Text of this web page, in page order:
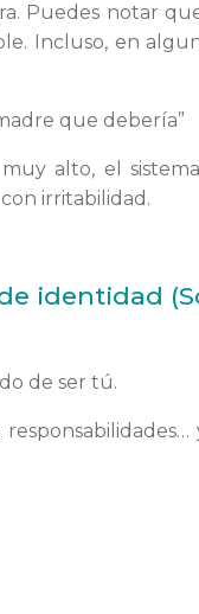
Puedes notar
Incluso, en
que debería”
alto, el
irritabilidad.
identidad
de ser tú.